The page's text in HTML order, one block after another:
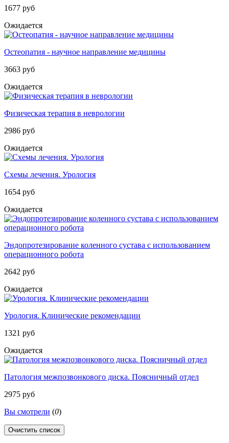
1677 руб
Ожидается
Остеопатия - научное направление медицины
3663 руб
Ожидается
Физическая терапия в неврологии
2986 руб
Ожидается
Схемы лечения. Урология
1654 руб
Ожидается
Эндопротезирование коленного сустава с использованием
операционного робота
2642 руб
Ожидается
Урология. Клинические рекомендации
1321 руб
Ожидается
Патология межпозвонкового диска. Поясничный отдел
2975 руб
Вы смотрели (0)
Очистить список